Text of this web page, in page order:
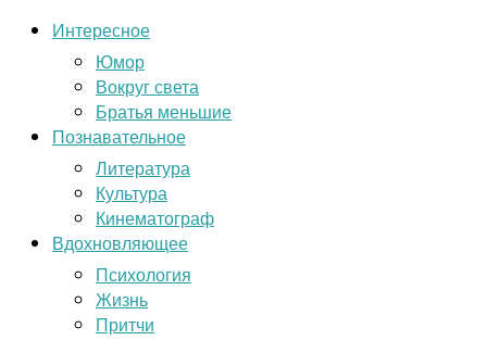
Интересное
Юмор
Вокруг света
Братья меньшие
Познавательное
Литература
Культура
Кинематограф
Вдохновляющее
Психология
Жизнь
Притчи